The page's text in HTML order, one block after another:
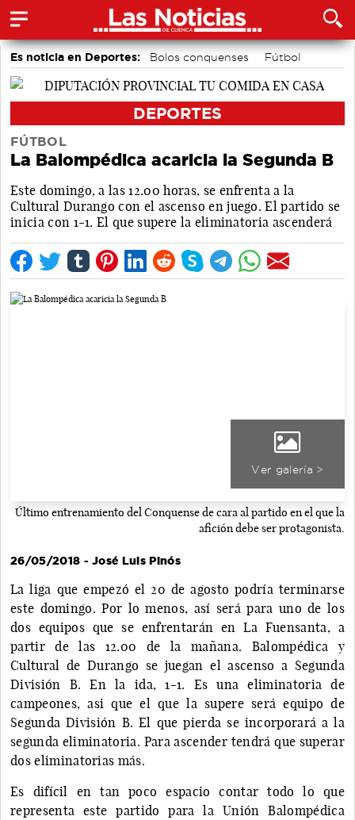
Es noticia en Deportes: Bolos conquenses
Fútbol
Piragüismo
Bádminton
DEPORTES
FÚTBOL
La Balompédica acaricia la Segunda B
Este domingo, a las 12.00 horas, se enfrenta a la
Cultural Durango con el ascenso en juego. El partido se
inicia con 1-1. El que supere la eliminatoria ascenderá
Ver galería >
Último entrenamiento del Conquense de cara al partido en el que la
afición debe ser protagonista.
26/05/2018 - José Luis Pinós
La liga que empezó el 20 de agosto podría terminarse
este domingo. Por lo menos, así será para uno de los
dos equipos que se enfrentarán en La Fuensanta, a
partir de las 12.00 de la mañana. Balompédica y
Cultural de Durango se juegan el ascenso a Segunda
División B. En la ida, 1-1. Es una eliminatoria de
campeones, asi que el que la supere será equipo de
Segunda División B. El que pierda se incorporará a la
segunda eliminatoria. Para ascender tendrá que superar
dos eliminatorias más.
Es difícil en tan poco espacio contar todo lo que
representa este partido para la Unión Balompédica